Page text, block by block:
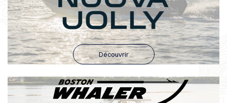
Découvrir